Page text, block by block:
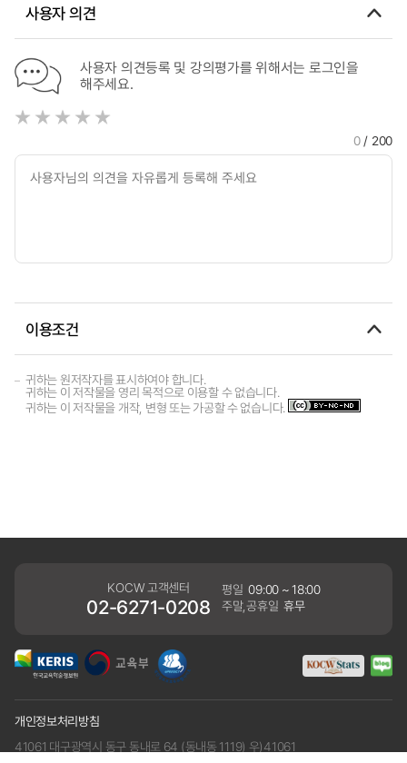
사용자 의견
사용자 의견등록 및 강의평가를 위해서는 로그인을
해주세요.
0/ 200
이용조건
귀하는 원저작자를 표시하여야 합니다.
귀하는 이 저작물을 영리 목적으로 이용할 수 없습니다.
귀하는 이 저작물을 개작, 변형 또는 가공할 수 없습니다.
KOCW 고객센터
02-6271-0208
평일 09:00 ~ 18:00
주말,공휴일 휴무
개인정보처리방침
41061 대구광역시 동구 동내로 64 (동내동 1119) 우)41061